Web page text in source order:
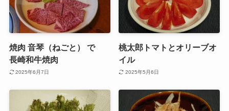
焼肉 音琴（ねごと） で
長崎和牛焼肉
2025年6月7日
桃太郎トマトとオリーブオ
イル
2025年5月6日